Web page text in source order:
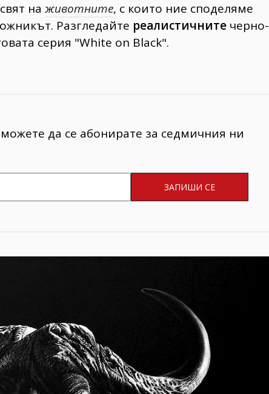
наживотните, с които ние споделяме
Разгледайте реалистичните черно-
серия "White on Black".
да се абонирате за седмичния ни